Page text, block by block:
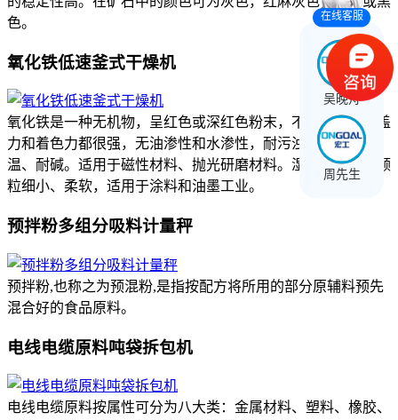
色。
氧化铁低速釜式干燥机
氧化铁是一种无机物，呈红色或深红色粉末，不溶于水。遮盖
力和着色力都很强，无油渗性和水渗性，耐污浊气体，耐高
温、耐碱。适用于磁性材料、抛光研磨材料。湿法制品结晶颗
粒细小、柔软，适用于涂料和油墨工业。
预拌粉多组分吸料计量秤
预拌粉,也称之为预混粉,是指按配方将所用的部分原辅料预先
混合好的食品原料。
电线电缆原料吨袋拆包机
电线电缆原料按属性可分为八大类：金属材料、塑料、橡胶、
在线客服
吴晚舟
周先生